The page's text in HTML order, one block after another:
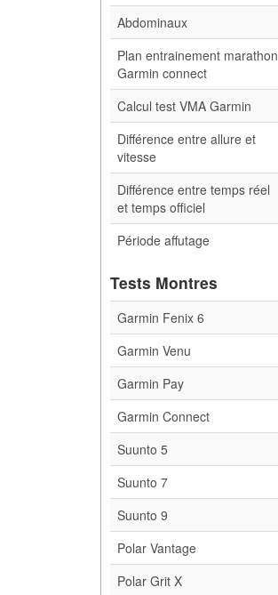
Abdominaux
Plan entrainement marathon
Garmin connect
Calcul test VMA Garmin
Différence entre allure et
vitesse
Différence entre temps réel
et temps officiel
Période affutage
Tests Montres
Garmin Fenix 6
Garmin Venu
Garmin Pay
Garmin Connect
Suunto 5
Suunto 7
Suunto 9
Polar Vantage
Polar Grit X